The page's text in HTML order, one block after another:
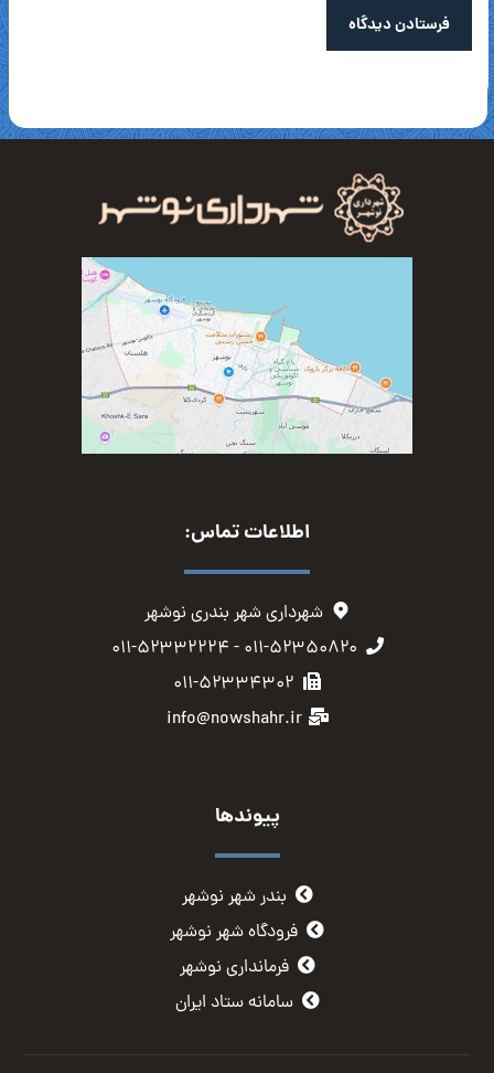
فرستادن دیدگاه
اطلاعات تماس:
شهرداری شهر بندری نوشهر
۰۱۱-۵۲۳۵۰۸۲۰ - ۰۱۱-۵۲۳۳۲۲۲۴
۰۱۱-۵۲۳۳۴۳۰۲
info@nowshahr.ir
پیوندها
بندر شهر نوشهر
فرودگاه شهر نوشهر
فرمانداری نوشهر
سامانه ستاد ایران